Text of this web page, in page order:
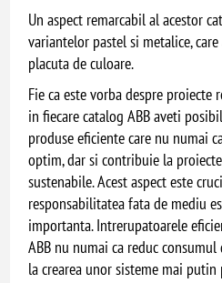
Un aspect remarcabil al acestor
variantelor pastel si metalice,
placuta de culoare.
Fie ca este vorba despre proiecte
in fiecare catalog ABB aveti
produse eficiente care nu numai
optim, dar si contribuie la
sustenabile. Acest aspect este
responsabilitatea fata de mediu
importanta. Intrerupatoarele
ABB nu numai ca reduc
la crearea unor sisteme mai putin